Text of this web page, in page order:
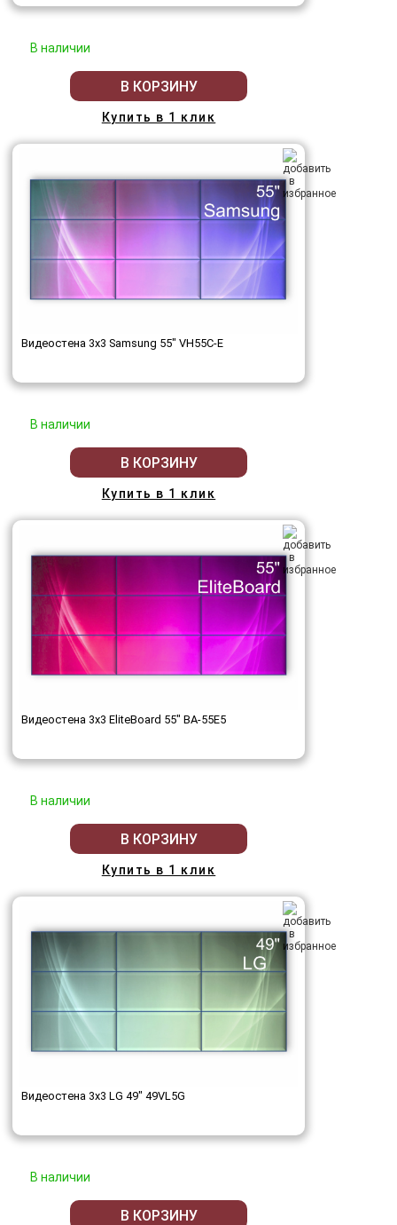
В наличии
В КОРЗИНУ
Купить в 1 клик
Видеостена 3x3 Samsung 55" VH55C-E
В наличии
В КОРЗИНУ
Купить в 1 клик
Видеостена 3x3 EliteBoard 55" BA-55E5
В наличии
В КОРЗИНУ
Купить в 1 клик
Видеостена 3x3 LG 49" 49VL5G
В наличии
В КОРЗИНУ